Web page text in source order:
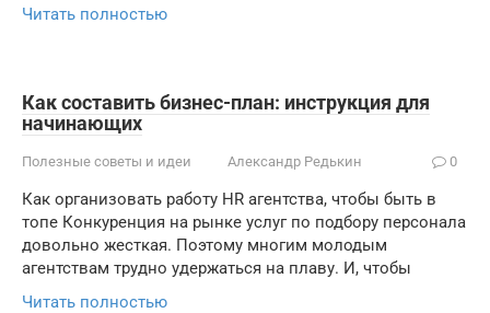
Читать полностью
Как составить бизнес-план: инструкция для
начинающих
Полезные советы и идеи Александр Редькин 0
Как организовать работу HR агентства, чтобы быть в
топе Конкуренция на рынке услуг по подбору персонала
довольно жесткая. Поэтому многим молодым
агентствам трудно удержаться на плаву. И, чтобы
Читать полностью